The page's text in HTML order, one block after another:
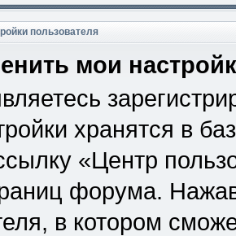
пользователя
мои
хранятся в
«Центр
форума.
в котором